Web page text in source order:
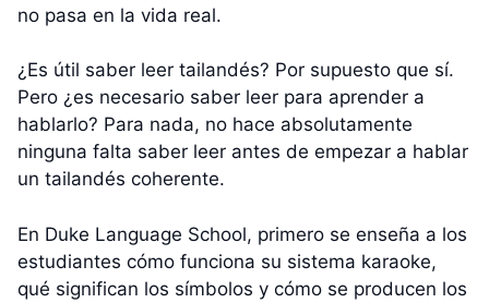
no pasa en la vida real.
¿Es útil saber leer tailandés? Por supuesto que sí.
Pero ¿es necesario saber leer para aprender a
hablarlo? Para nada, no hace absolutamente
ninguna falta saber leer antes de empezar a hablar
un tailandés coherente.
En Duke Language School, primero se enseña a los
estudiantes cómo funciona su sistema karaoke,
qué significan los símbolos y cómo se producen los